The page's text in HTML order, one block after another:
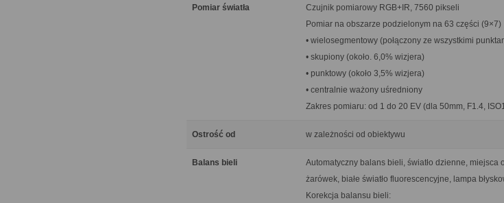
Pomiar światła
Czujnik pomiarowy RGB+IR, 7560 pikseli
Pomiar na obszarze podzielonym na 63 części (9×7)
• wielosegmentowy (połączony ze wszystkimi
• skupiony (około. 6,0% wizjera)
• punktowy (około 3,5% wizjera)
• centralnie ważony uśredniony
Zakres pomiaru: od 1 do 20 EV (dla 50mm, F1.4,
Ostrość od w zależności od obiektywu
Balans bieli
Automatyczny balans bieli, światło dzienne, miejsca
żarówek, białe światło fluorescencyjne, lampa
Korekcja balansu bieli: